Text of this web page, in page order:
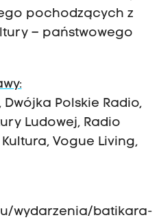
pochodzących z
– państwowego
Dwójka Polskie Radio,
Ludowej, Radio
Vogue Living,
wydarzenia/batikara-